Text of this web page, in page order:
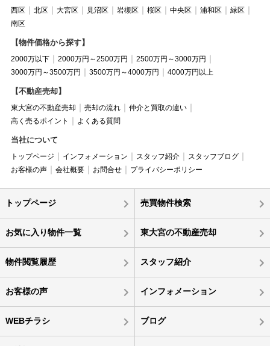
西区 北区 大宮区 見沼区 岩槻区 桜区 中央区 浦和区
緑区
南区
【物件価格から探す】
2000万以下 2000万円～2500万円
2500万円～3000万円
3000万円～3500万円
3500万円～4000万円 4000万円以上
【不動産売却】
東大宮の不動産売却 売却の流れ
仲介と買取の違い
高く売るポイント
よくある質問
当社について
トップページ インフォメーション スタッフ紹介
スタッフブログ
お客様の声
会社概要 お問合せ プライバシーポリシー
トップページ 売買物件検索
お気に入り物件一覧 東大宮の不動産売却
物件閲覧履歴 スタッフ紹介
お客様の声 インフォメーション
WEBチラシ ブログ